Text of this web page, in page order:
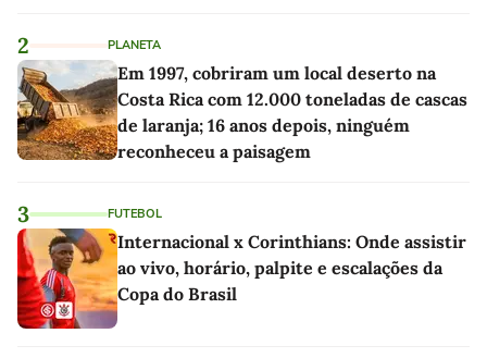
2 PLANETA
Em 1997, cobriram um local deserto na
Costa Rica com 12.000 toneladas de cascas
de laranja; 16 anos depois, ninguém
reconheceu a paisagem
3 FUTEBOL
Internacional x Corinthians: Onde assistir
ao vivo, horário, palpite e escalações da
Copa do Brasil